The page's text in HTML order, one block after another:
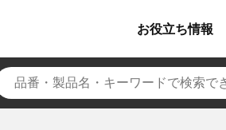
お役立ち情報